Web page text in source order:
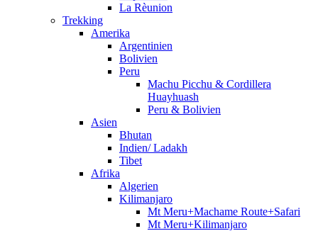
La Rèunion
Trekking
Amerika
Argentinien
Bolivien
Peru
Machu Picchu & Cordillera
Huayhuash
Peru & Bolivien
Asien
Bhutan
Indien/ Ladakh
Tibet
Afrika
Algerien
Kilimanjaro
Mt Meru+Machame Route+Safari
Mt Meru+Kilimanjaro